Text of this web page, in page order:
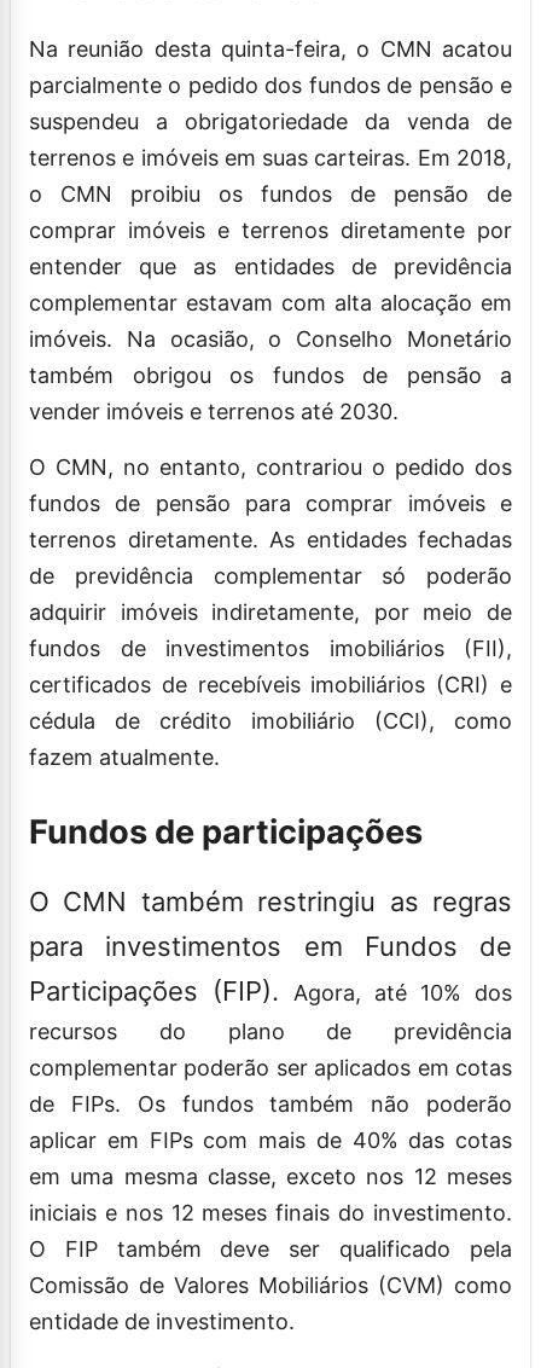
Na reunião desta quinta-feira, o CMN acatou
parcialmente o pedido dos fundos de pensão e
suspendeu a obrigatoriedade da venda de
terrenos e imóveis em suas carteiras. Em 2018,
o CMN proibiu os fundos de pensão de
comprar imóveis e terrenos diretamente por
entender que as entidades de previdência
complementar estavam com alta alocação em
imóveis. Na ocasião, o Conselho Monetário
também obrigou os fundos de pensão a
vender imóveis e terrenos até 2030.
O CMN, no entanto, contrariou o pedido dos
fundos de pensão para comprar imóveis e
terrenos diretamente. As entidades fechadas
de previdência complementar só poderão
adquirir imóveis indiretamente, por meio de
fundos de investimentos imobiliários (FII),
certificados de recebíveis imobiliários (CRI) e
cédula de crédito imobiliário (CCI), como
fazem atualmente.
Fundos de participações
O CMN também restringiu as regras
para investimentos em Fundos de
Participações (FIP).
Agora, até 10% dos
recursos do plano de previdência
complementar poderão ser aplicados em cotas
de FIPs. Os fundos também não poderão
aplicar em FIPs com mais de 40% das cotas
em uma mesma classe, exceto nos 12 meses
iniciais e nos 12 meses finais do investimento.
O FIP também deve ser qualificado pela
Comissão de Valores Mobiliários (CVM) como
entidade de investimento.